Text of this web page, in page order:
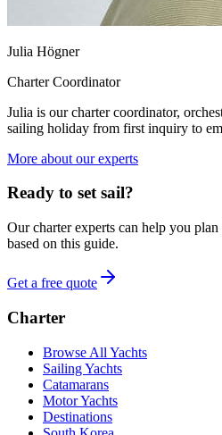
Julia Högner
Charter Coordinator
Julia is our charter coordinator,
sailing holiday from first inquiry to
More about our experts
Ready to set sail?
Our charter experts can help you
based on this guide.
Get a free quote
Charter
Browse All Yachts
Sailing Yachts
Catamarans
Motor Yachts
Destinations